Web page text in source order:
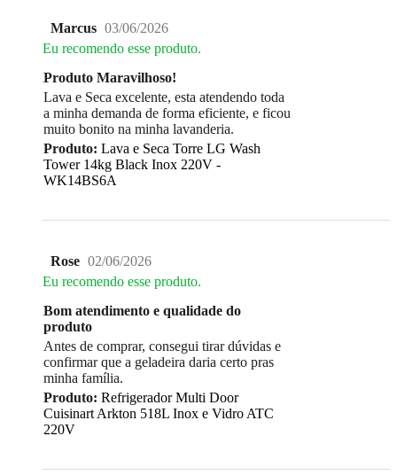
Marcus 03/06/2026
Eu recomendo esse produto.
Produto Maravilhoso!
Lava e Seca excelente, esta atendendo toda
a minha demanda de forma eficiente, e ficou
muito bonito na minha lavanderia.
Produto: Lava e Seca Torre LG Wash
Tower 14kg Black Inox 220V -
WK14BS6A
Rose 02/06/2026
Eu recomendo esse produto.
Bom atendimento e qualidade do
produto
Antes de comprar, consegui tirar dúvidas e
confirmar que a geladeira daria certo pras
minha família.
Produto: Refrigerador Multi Door
Cuisinart Arkton 518L Inox e Vidro ATC
220V